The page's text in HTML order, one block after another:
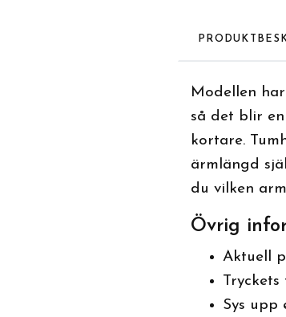
Modellen
så det blir en
kortare.
ärmlängd
du vilken
Övrig
Aktuell
Sys upp